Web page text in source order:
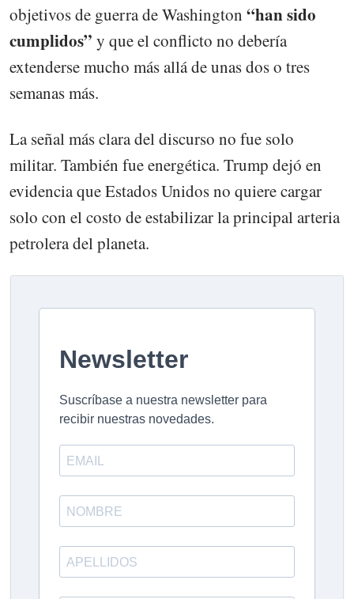
objetivos de guerra de Washington “han sido
cumplidos” y que el conflicto no debería
extenderse mucho más allá de unas dos o tres
semanas más.
La señal más clara del discurso no fue solo
militar. También fue energética. Trump dejó en
evidencia que Estados Unidos no quiere cargar
solo con el costo de estabilizar la principal arteria
petrolera del planeta.